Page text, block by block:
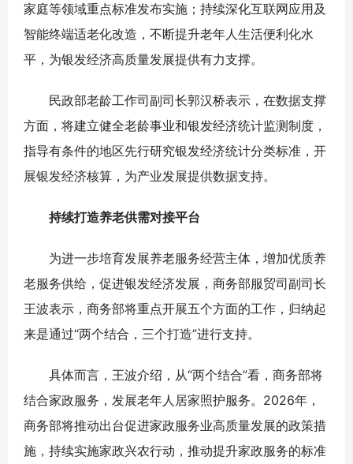
家庭等领域重点标准发布实施；持续深化互联网应用及
智能终端适老化改造，不断提升老年人生活便利化水
平，为银发经济高质量发展提供有力支撑。
民政部老龄工作司副司长郭汉桥表示，在数据支撑
方面，将建立健全老龄事业和银发经济统计监测制度，
指导有条件的地区先行研究银发经济统计分类标准，开
展银发经济核算，为产业发展提供数据支持。
持续打造养老供需对接平台
为进一步培育发展养老服务经营主体，增加优质养
老服务供给，促进银发经济发展，商务部服贸司副司长
王波表示，商务部将重点开展五个方面的工作，归纳起
来是通过“两个结合，三个打造”进行支持。
具体而言，王波介绍，从“两个结合”看，商务部将
结合家政服务，发展老年人居家照护服务。2026年，
商务部将推动出台促进家政服务业高质量发展的政策措
施，持续实施家政兴农行动，推动提升家政服务的标准